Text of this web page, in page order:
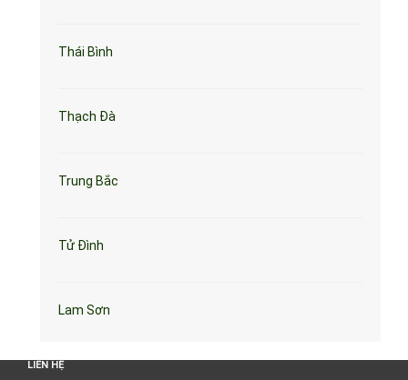
Thái Bình
Thạch Đà
Trung Bắc
Tử Đình
Lam Sơn
LIÊN HỆ